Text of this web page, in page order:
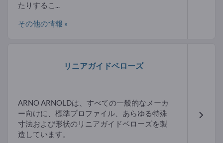
たりするこ...
その他の情報 »
リニアガイドベローズ
ARNO ARNOLDは、すべての一般的なメーカ
ー向けに、標準プロファイル、あらゆる特殊
寸法および形状のリニアガイドベローズを製
造しています。